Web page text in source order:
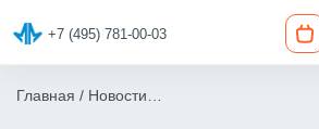
+7 (495) 781-00-03
Главная
Новости